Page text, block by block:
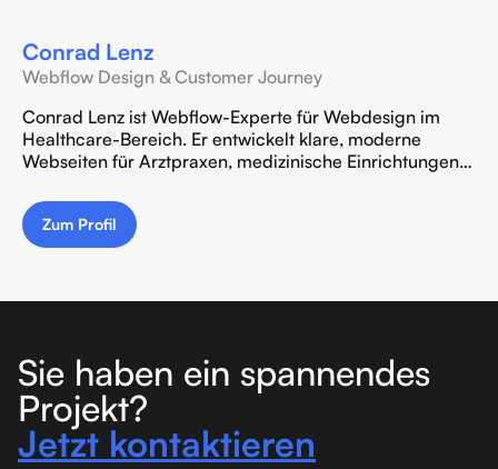
Conrad Lenz
Webflow Design & Customer Journey
Conrad Lenz ist Webflow-Experte für Webdesign im
Healthcare-Bereich. Er entwickelt klare, moderne
Webseiten für Arztpraxen, medizinische Einrichtungen
Markenführung und performanter Webflow-Umsetzung
im Kollektiv von Hübner & Kollegen.
Zum Profil
Sie haben ein spannendes
Projekt?
Jetzt kontaktieren